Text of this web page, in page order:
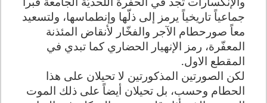
جماعياً تاريخياً يرمز إلى ذلّها وإنطماسها، ولتسعيد
معاً صورحطام الآجر والفخّار لأنقاض المئذنة
المعفّرة، رمز الإنهيار الحضاري كما تبدي في
المقطع الاول.
لكن الصورتين المذكورتين لا تحيلان على هذا
الحطام وحسب، بل تحيلان أيضاً على ذلك الموت